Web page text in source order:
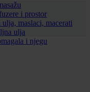
i prostor
maslaci, macerati
ulja
i njegu